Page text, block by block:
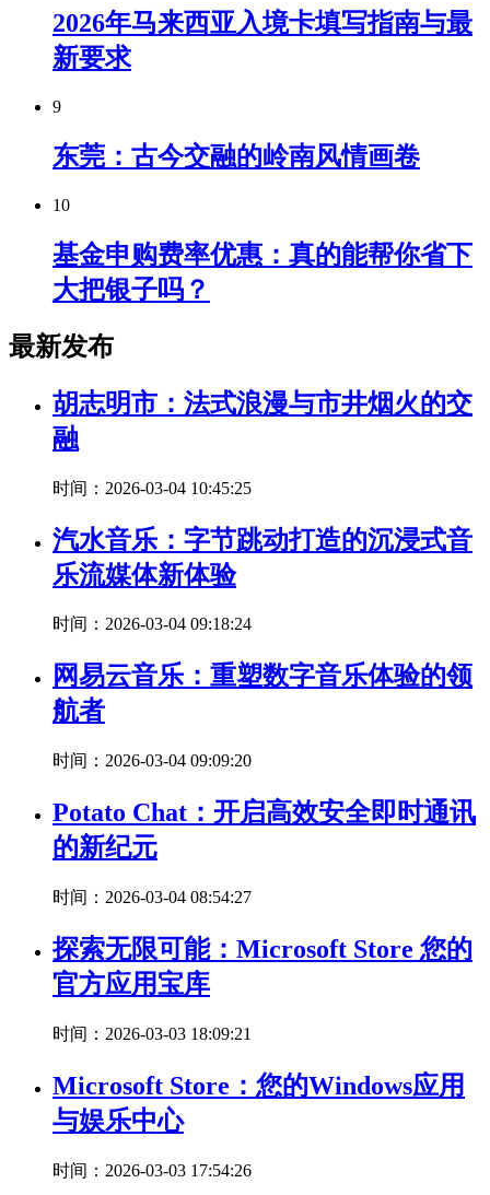
2026年马来西亚入境卡填写指南与最
新要求
9
东莞：古今交融的岭南风情画卷
10
基金申购费率优惠：真的能帮你省下
大把银子吗？
最新发布
胡志明市：法式浪漫与市井烟火的交
融
时间：2026-03-04 10:45:25
汽水音乐：字节跳动打造的沉浸式音
乐流媒体新体验
时间：2026-03-04 09:18:24
网易云音乐：重塑数字音乐体验的领
航者
时间：2026-03-04 09:09:20
Potato Chat：开启高效安全即时通讯
的新纪元
时间：2026-03-04 08:54:27
探索无限可能：Microsoft Store 您的
官方应用宝库
时间：2026-03-03 18:09:21
Microsoft Store：您的Windows应用
与娱乐中心
时间：2026-03-03 17:54:26